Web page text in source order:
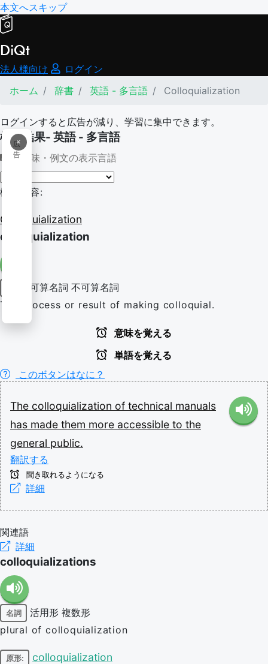
本文へスキップ
DiQt
法人様向け
ログイン
ホーム
辞書 英語 - 多言語 Colloquialization
ログインすると広告が減り、学習に集中できます。
×
広
告
検索結果- 英語 - 多言語
意味・例文の表示言語
検索内容:
Colloquialization
colloquialization
可算名詞 不可算名詞
The process or result of making colloquial.
意味を覚える
単語を覚える
このボタンはなに？
The colloquialization of technical manuals
has made them more accessible to the
general public.
翻訳する
聞き取れるようになる
詳細
関連語
詳細
colloquializations
名詞 活用形 複数形
plural of colloquialization
原形: colloquialization